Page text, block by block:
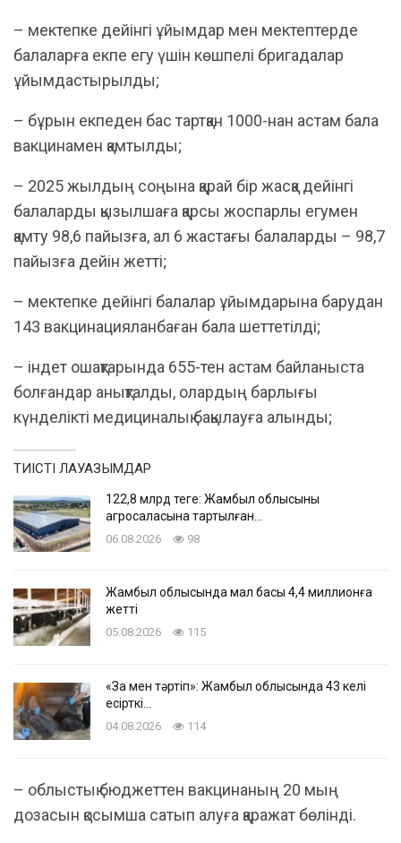
– мектепке дейінгі ұйымдар мен мектептерде
балаларға екпе егу үшін көшпелі бригадалар
ұйымдастырылды;
– бұрын екпеден бас тартқан 1000-нан астам бала
вакцинамен қамтылды;
– 2025 жылдың соңына қарай бір жасқа дейінгі
балаларды қызылшаға қарсы жоспарлы егумен
қамту 98,6 пайызға, ал 6 жастағы балаларды – 98,7
пайызға дейін жетті;
– мектепке дейінгі балалар ұйымдарына барудан
143 вакцинацияланбаған бала шеттетілді;
– індет ошақтарында 655-тен астам байланыста
болғандар анықталды, олардың барлығы
күнделікті медициналық бақылауға алынды;
ТИІСТІ ЛАУАЗЫМДАР
122,8 млрд теңге: Жамбыл облысының
агросаласына тартылған…
06.08.2026 98
Жамбыл облысында мал басы 4,4 миллионға
жетті
05.08.2026 115
«Заң мен тәртіп»: Жамбыл облысында 43 келі
есірткі…
04.08.2026 114
– облыстық бюджеттен вакцинаның 20 мың
дозасын қосымша сатып алуға қаражат бөлінді.